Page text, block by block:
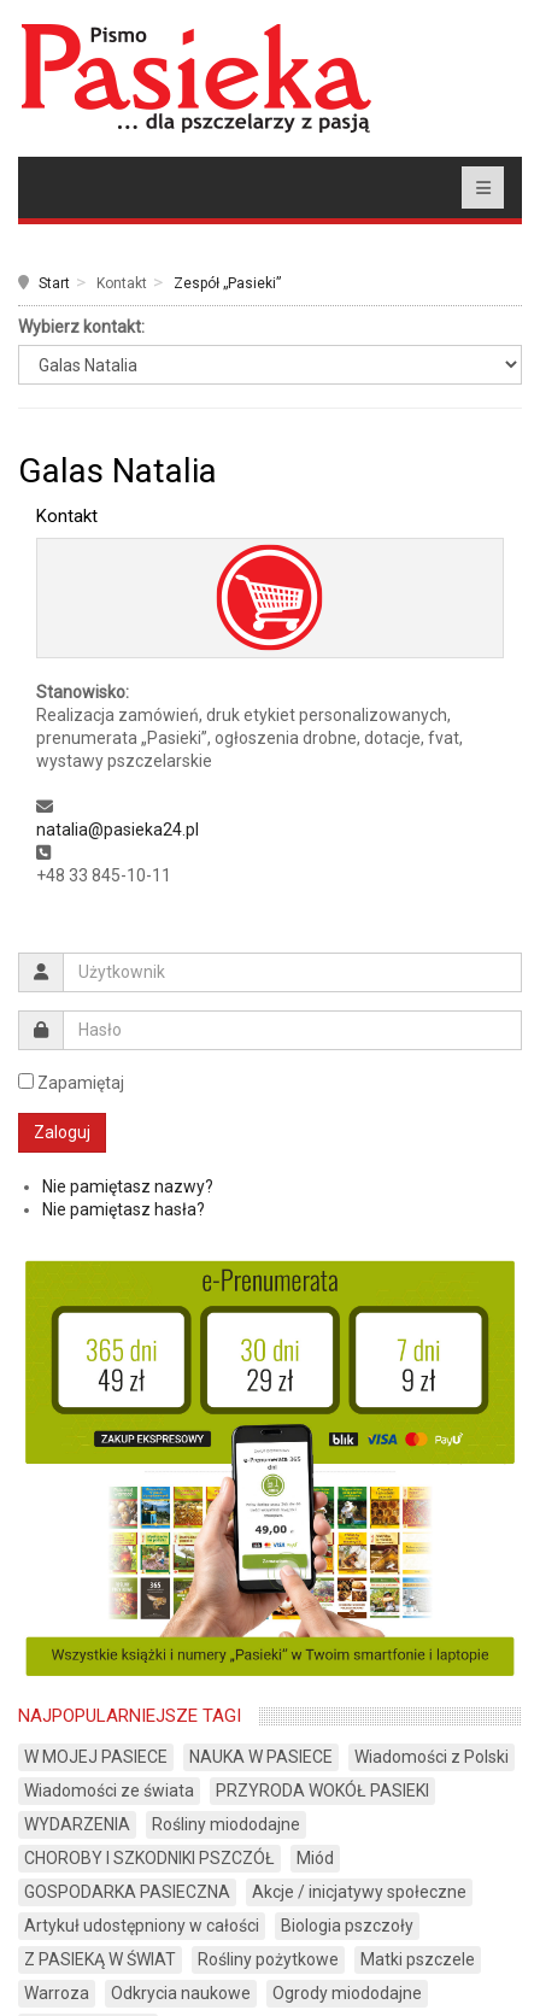
Start Kontakt Zespół „Pasieki”
Wybierz kontakt:
Galas Natalia
Kontakt
Stanowisko:
Realizacja zamówień, druk etykiet personalizowanych,
prenumerata „Pasieki”, ogłoszenia drobne, dotacje, fvat,
wystawy pszczelarskie
natalia@pasieka24.pl
+48 33 845-10-11
Zapamiętaj
Nie pamiętasz nazwy?
Nie pamiętasz hasła?
NAJPOPULARNIEJSZE TAGI
W MOJEJ PASIECE NAUKA W PASIECE
Wiadomości z Polski
Wiadomości ze świata
PRZYRODA WOKÓŁ PASIEKI
WYDARZENIA
Rośliny miododajne
CHOROBY I SZKODNIKI PSZCZÓŁ
Miód
GOSPODARKA PASIECZNA
Akcje / inicjatywy społeczne
Artykuł udostępniony w całości
Biologia pszczoły
Z PASIEKĄ W ŚWIAT
Rośliny pożytkowe
Matki pszczele
Warroza
Odkrycia naukowe
Ogrody miododajne